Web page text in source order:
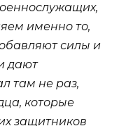
именно то,
силы и
дают
там не раз,
которые
защитников